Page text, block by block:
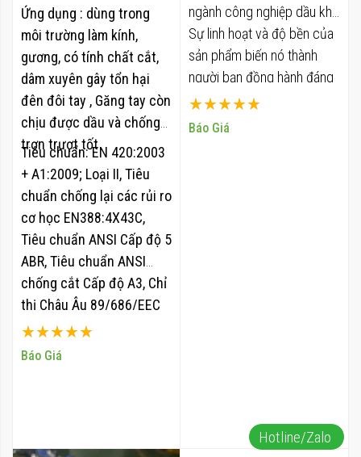
Xếp hạng:
100%
Báo Giá
Ứng dụng : dùng trong
môi trường làm kính,
gương, có tính chất cắt,
dâm xuyên gây tổn hại
đên đôi tay , Găng tay còn
chịu được dầu và chống
trơn trượt tốt
Tiêu chuẩn: EN 420:2003
+ A1:2009; Loại II, Tiêu
chuẩn chống lại các rủi ro
cơ học EN388:4X43C,
Tiêu chuẩn ANSI Cấp độ 5
ABR, Tiêu chuẩn ANSI
chống cắt Cấp độ A3, Chỉ
thị Châu Âu 89/686/EEC
Xếp hạng:
100%
Báo Giá
ngành công nghiệp dầu khí.
Sự linh hoạt và độ bền của
sản phẩm biến nó thành
người bạn đồng hành đáng
tin cậy trong mọi môi
trường làm việc.
Hotline/Zalo